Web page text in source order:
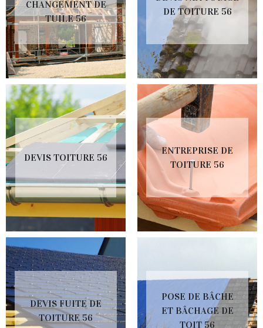
CHANGEMENT DE
TUILE 56
DE TOITURE 56
DEVIS TOITURE 56
ENTREPRISE DE
TOITURE 56
DEVIS FUITE DE
TOITURE 56
POSE DE BÂCHE
ET BÂCHAGE DE
TOIT 56